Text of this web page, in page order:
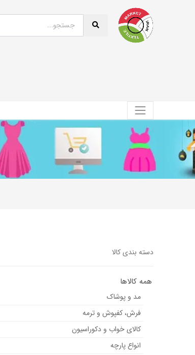
دسته بندی کالا
همه کالاها
مد و پوشاک
فرش، کفپوش و ترمه
کالای خواب و دکوراسیون
انواع پارچه